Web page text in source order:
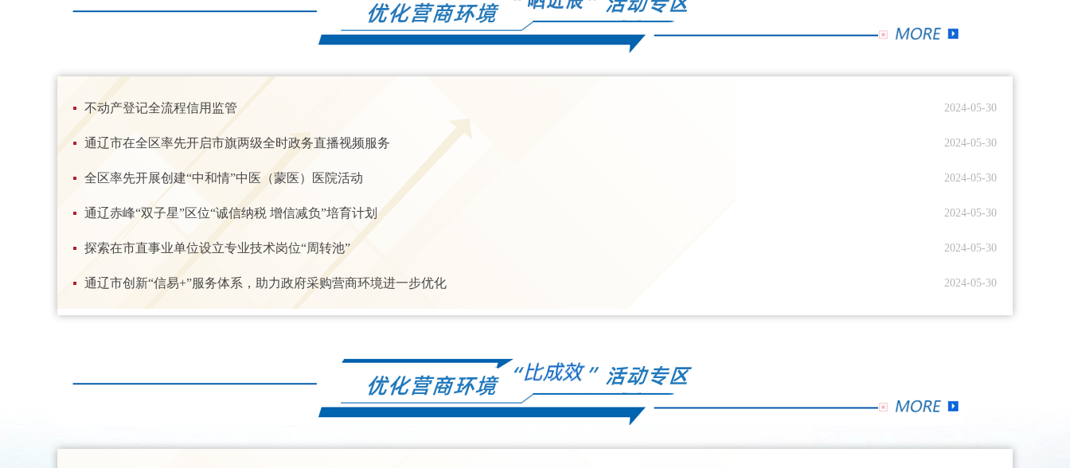
不动产登记全流程信用监管 2024-05-30
通辽市在全区率先开启市旗两级全时政务直播视频服务 2024-05-30
全区率先开展创建“中和情”中医（蒙医）医院活动 2024-05-30
通辽赤峰“双子星”区位“诚信纳税 增信减负”培育计划 2024-05-30
探索在市直事业单位设立专业技术岗位“周转池” 2024-05-30
通辽市创新“信易+”服务体系，助力政府采购营商环境进一步优化 2024-05-30